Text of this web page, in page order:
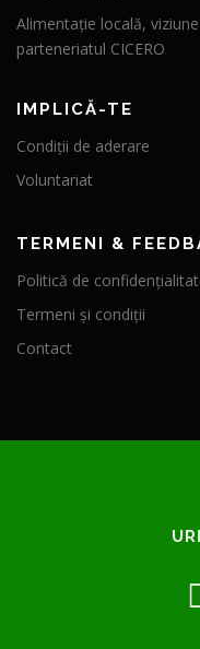
Alimentație locală,
parteneriatul CICERO
IMPLICĂ-TE
Condiții de aderare
Voluntariat
TERMENI &
Politică de
Termeni și condiții
Contact